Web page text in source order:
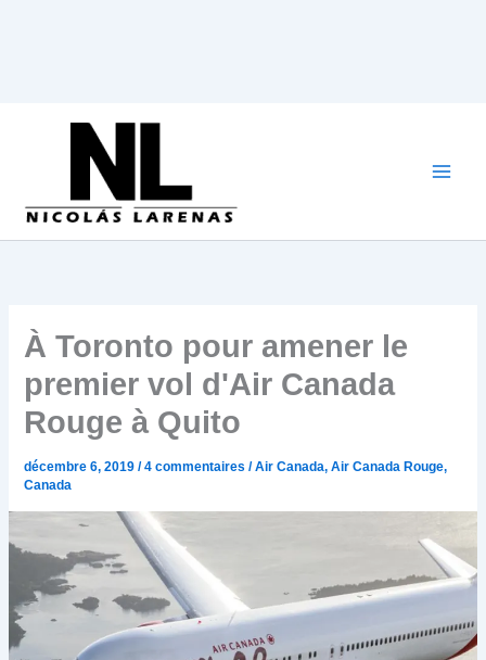
À Toronto pour amener le
premier vol d'Air Canada
Rouge à Quito
décembre 6, 2019/4 commentaires /Air Canada,Air Canada Rouge,
Canada